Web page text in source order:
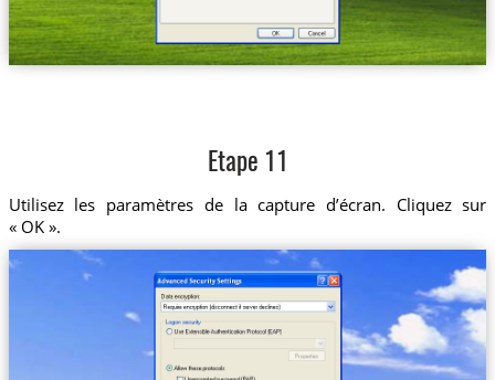
Etape 11
Utilisez les paramètres de la capture d’écran. Cliquez sur
« OK ».